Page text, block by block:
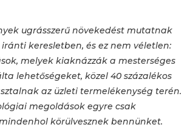
ugrásszerű növekedést mutatnak
iránti keresletben, és ez nem véletlen:
melyek kiaknázzák a mesterséges
lehetőségeket, közel 40 százalékos
az üzleti termelékenység terén.
megoldások egyre csak
körülvesznek bennünket.